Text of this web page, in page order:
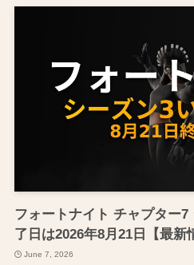
フォートナイト チャプター
了日は2026年8月21日【最新
June 7, 2026